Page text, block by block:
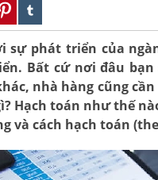
sự phát triển của
Bất cứ nơi đâu
nhà hàng cũng
Hạch toán như thế
và cách hạch toán